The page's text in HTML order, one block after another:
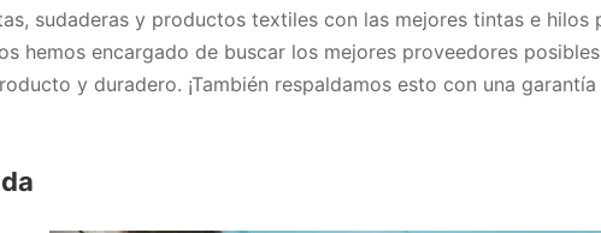
sudaderas y productos textiles con las mejores tintas e
hemos encargado de buscar los mejores proveedores
y duradero. ¡También respaldamos esto con una